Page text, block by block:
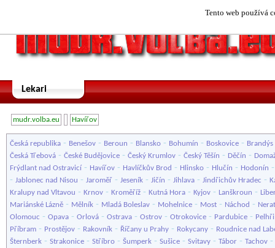
Tento web používá
Lekari
mudr.volba.eu Havířov
Česká republika - Benešov - Beroun - Blansko - Bohumín - Boskovice - Brandýs
Česká Třebová - České Budějovice - Český Krumlov - Český Těšín - Děčín -
Frýdlant nad Ostravicí - Havířov - Havlíčkův Brod - Hlinsko - Hlučín - Hodonín
- Jablonec nad Nisou - Jaroměř - Jeseník - Jičín - Jihlava - Jindřichův Hradec -
Kralupy nad Vltavou - Krnov - Kroměříž - Kutná Hora - Kyjov - Lanškroun -
Mariánské Lázně - Mělník - Mladá Boleslav - Mohelnice - Most - Náchod -
Olomouc - Opava - Orlová - Ostrava - Ostrov - Otrokovice - Pardubice -
Příbram - Prostějov - Rakovník - Říčany u Prahy - Rokycany - Roudnice nad
Šternberk - Strakonice - Stříbro - Šumperk - Sušice - Svitavy - Tábor - Tachov -